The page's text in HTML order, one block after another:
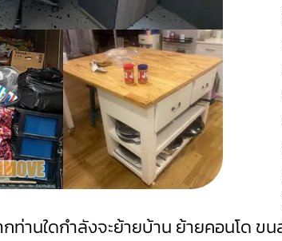
ท่านใดกำลังจะย้ายบ้าน ย้ายคอนโด ข